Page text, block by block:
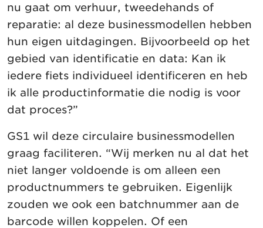
nu gaat om verhuur, tweedehands of
reparatie: al deze businessmodellen hebben
hun eigen uitdagingen. Bijvoorbeeld op het
gebied van identificatie en data: Kan ik
iedere fiets individueel identificeren en heb
ik alle productinformatie die nodig is voor
dat proces?”
GS1 wil deze circulaire businessmodellen
graag faciliteren. “Wij merken nu al dat het
niet langer voldoende is om alleen een
productnummers te gebruiken. Eigenlijk
zouden we ook een batchnummer aan de
barcode willen koppelen. Of een